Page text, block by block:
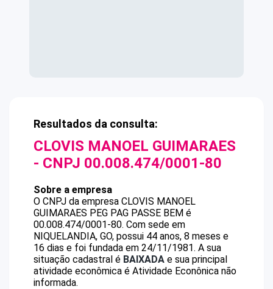
Resultados da consulta:
CLOVIS MANOEL GUIMARAES
- CNPJ 00.008.474/0001-80
Sobre a empresa
O CNPJ da empresa CLOVIS MANOEL
GUIMARAES PEG PAG PASSE BEM é
00.008.474/0001-80. Com sede em
NIQUELANDIA, GO, possui 44 anos, 8 meses e
16 dias e foi fundada em 24/11/1981. A sua
situação cadastral é BAIXADA e sua principal
atividade econômica é Atividade Econônica não
informada.